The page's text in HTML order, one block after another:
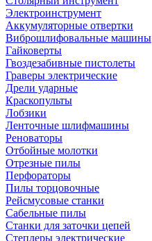
Электроинструмент
Аккумуляторные отвертки
Виброшлифовальные машины
Гайковерты
Гвоздезабивные пистолеты
Граверы электрические
Дрели ударные
Краскопульты
Лобзики
Ленточные шлифмашины
Реноваторы
Отбойные молотки
Отрезные пилы
Перфораторы
Пилы торцовочные
Рейсмусовые станки
Сабельные пилы
Станки для заточки цепей
Степлеры электрические